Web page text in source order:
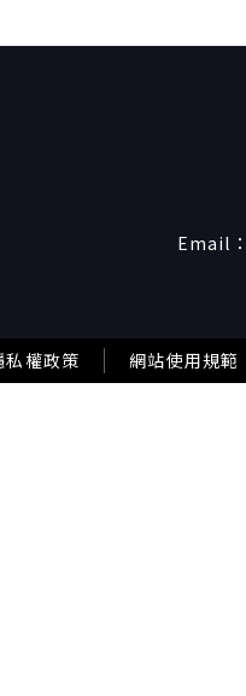
Email：
私權政策 網站使用規範